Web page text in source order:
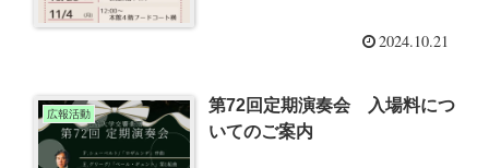
2024.10.21
広報活動
第72回定期演奏会 入場料につ
いてのご案内